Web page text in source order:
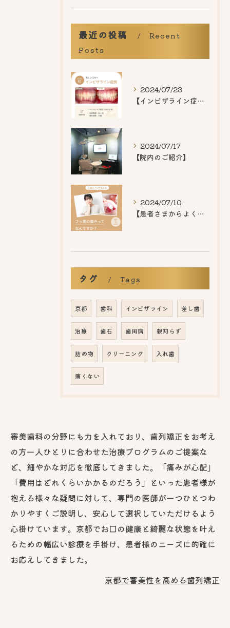
最近の投稿
Recent
Posts
2024/07/23
【インビザライン症例紹介】
2024/07/17
【院内のご紹介】
2024/07/10
【患者さまからよくいただくご質問】
タグ Tags
京都 歯科 インビザライン 差し歯
治療 歯石 歯周病 親知らず
詰め物 クリーニング 入れ歯
痛くない
審美歯科の分野にも力を入れており、歯列矯正をお考え
の方一人ひとりに合わせた治療プログラムのご提案な
ど、細やかな対応を徹底してきました。「痛みが心配」
「費用はどれくらいかかるのだろう」といった患者様が
抱える様々な疑問に対して、専門の医師が一つひとつわ
かりやすくご説明し、安心して選択していただけるよう
心掛けています。京都でお口の健康と綺麗な状態を叶え
るための幅広い診療を手掛け、患者様のニーズに的確に
お応えしてきました。
京都で審美性を高める歯列矯正